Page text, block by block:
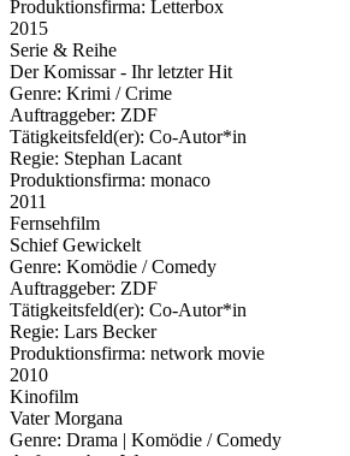
Produktionsfirma: Letterbox
2015
Serie & Reihe
Der Komissar - Ihr letzter Hit
Genre: Krimi / Crime
Auftraggeber: ZDF
Tätigkeitsfeld(er): Co-Autor*in
Regie: Stephan Lacant
Produktionsfirma: monaco
2011
Fernsehfilm
Schief Gewickelt
Genre: Komödie / Comedy
Auftraggeber: ZDF
Tätigkeitsfeld(er): Co-Autor*in
Regie: Lars Becker
Produktionsfirma: network movie
2010
Kinofilm
Vater Morgana
Genre: Drama | Komödie / Comedy